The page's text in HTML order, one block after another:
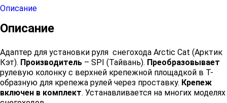
Описание
Описание
Адаптер для установки руля снегохода Arctic Cat (Арктик
Кэт). Производитель – SPI (Тайвань). Преобразовывает
рулевую колонку с верхней крепежной площадкой в Т-
образную для крепежа рулей через проставку. Крепеж
включен в комплект. Устанавливается на многих моделях